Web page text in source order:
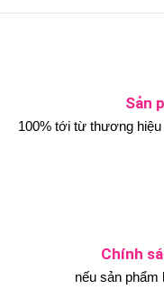
Sản
100% tới từ thương hiệu
Chính
nếu sản phẩm